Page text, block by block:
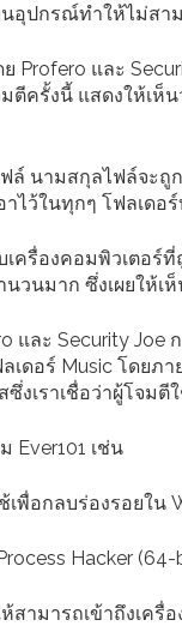
อุปกรณ์ทำให้ไม่สา
ย Profero และ
ครั้งนี้ แสดงให้เห็น
ล์ นามสกุลไฟล์จะถูก
ไว้ในทุกๆ โฟลเดอ
ครื่องคอมพิวเตอร์
วนมาก ซึ่งเผยให้เ
และ Security Joe
เดอร์ Music โดยภ
ซึ่งเราเชื่อว่าผู้โจม
Ever101 เช่น
เพื่อกลบร่องรอยใน
Hacker
สามารถเข้าถึงเค